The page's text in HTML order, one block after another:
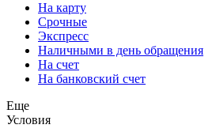
На карту
Срочные
Экспресс
Наличными в день обращения
На счет
На банковский счет
Еще
Условия